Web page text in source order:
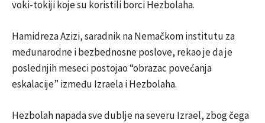
voki-tokiji koje su koristili borci Hezbolaha.
Hamidreza Azizi, saradnik na Nemačkom institutu za
međunarodne i bezbednosne poslove, rekao je da je
poslednjih meseci postojao “obrazac povećanja
eskalacije” između Izraela i Hezbolaha.
Hezbolah napada sve dublje na severu Izrael, zbog čega